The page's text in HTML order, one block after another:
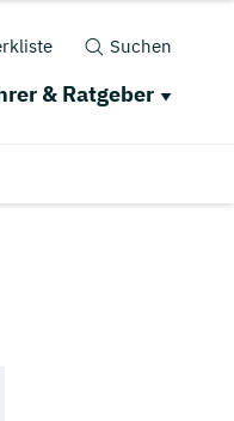
Suchen
& Ratgeber